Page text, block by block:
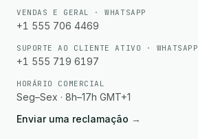
VENDAS E GERAL · WHATSAPP
+1 555 706 4469
SUPORTE AO CLIENTE ATIVO · WHATSAPP
+1 555 719 6197
HORÁRIO COMERCIAL
Seg–Sex · 8h–17h GMT+1
Enviar uma reclamação →